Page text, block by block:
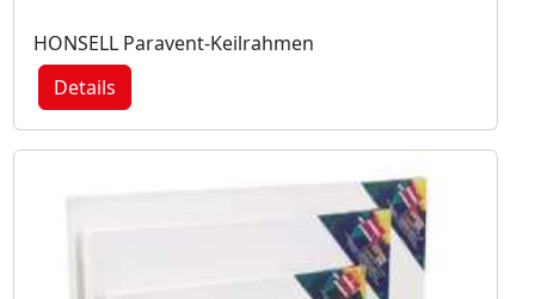
HONSELL Paravent-Keilrahmen
Details